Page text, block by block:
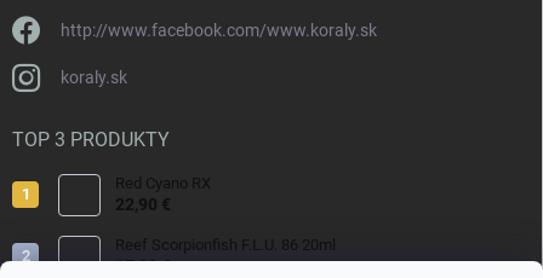
http://www.facebook.com/www.koraly.sk
koraly.sk
TOP 3 PRODUKTY
Red Cyano RX
22,90 €
Reef Scorpionfish F.L.U. 86 20ml
17,90 €